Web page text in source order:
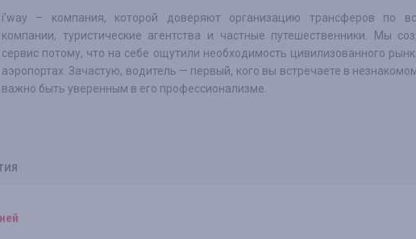
i’way – компания, которой доверяют организацию трансферов по
компании, туристические агентства и частные путешественники. Мы
сервис потому, что на себе ощутили необходимость цивилизованного
аэропортах. Зачастую, водитель — первый, кого вы встречаете в
важно быть уверенным в его профессионализме.